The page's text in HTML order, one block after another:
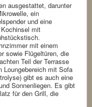
ausgestattet, darunter
ein
und eine
mit
mit einem
sowie Flügeltüren, die
Teil der Terrasse
Loungebereich mit Sofa
gibt es auch eine
Sonnenliegen. Es gibt
für den Grill, die